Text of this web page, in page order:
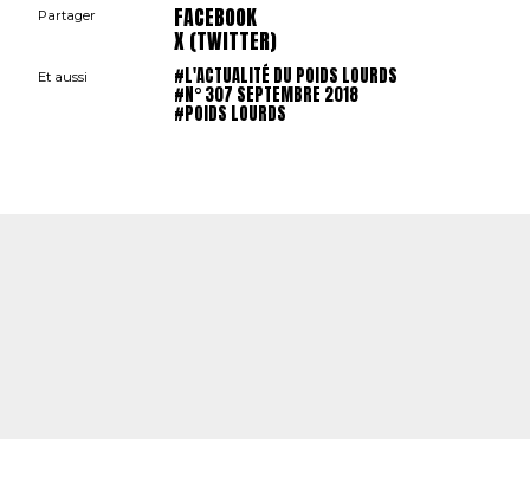
Partager FACEBOOK
X (TWITTER)
Et aussi #L'ACTUALITÉ DU POIDS LOURDS
#N° 307 SEPTEMBRE 2018
#POIDS LOURDS